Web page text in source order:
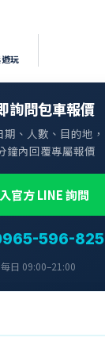
玩
詢問包車報價
期、人數、目的地，
鐘內回覆專屬報價
官方 LINE 詢問
596-825
每日 09:00–21:00